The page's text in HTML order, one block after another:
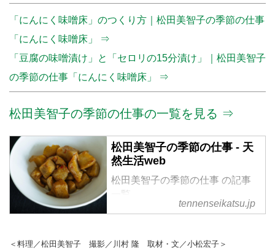
「にんにく味噌床」のつくり方｜松田美智子の季節の仕事
「にんにく味噌床」 ⇒
「豆腐の味噌漬け」と「セロリの15分漬け」｜松田美智子
の季節の仕事「にんにく味噌床」 ⇒
松田美智子の季節の仕事の一覧を見る ⇒
松田美智子の季節の仕事 - 天
然生活web
松田美智子の季節の仕事 の記事
一覧
tennenseikatsu.jp
＜料理／松田美智子 撮影／川村 隆 取材・文／小松宏子＞